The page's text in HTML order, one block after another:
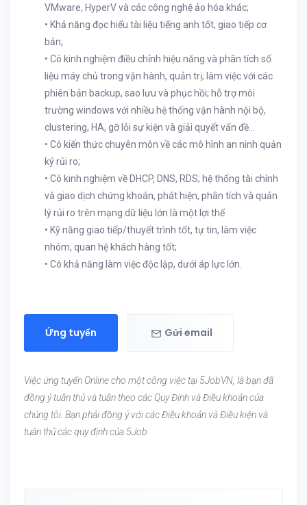
VMware, HyperV và các công nghệ ảo hóa khác;
• Khả năng đọc hiểu tài liệu tiếng anh tốt, giao tiếp cơ
bản;
• Có kinh nghiệm điều chỉnh hiệu năng và phân tích số
liệu máy chủ trong vận hành, quản trị; làm việc với các
phiên bản backup, sao lưu và phục hồi; hỗ trợ môi
trường windows với nhiều hệ thống vận hành nội bộ,
clustering, HA, gỡ lỗi sự kiện và giải quyết vấn đề…
• Có kiến thức chuyên môn về các mô hình an ninh quản
ký rủi ro;
• Có kinh nghiệm về DHCP, DNS, RDS; hệ thống tài chính
và giao dịch chứng khoán, phát hiện, phân tích và quản
lý rủi ro trên mạng dữ liệu lớn là một lợi thế
• Kỹ năng giao tiếp/thuyết trình tốt, tự tin, làm việc
nhóm, quan hệ khách hàng tốt;
• Có khả năng làm việc độc lập, dưới áp lực lớn.
Ứng tuyển Gửi email
Việc ứng tuyển Online cho một công việc tại 5JobVN, là bạn đã
đồng ý tuân thủ và tuân theo các Quy Định và Điều khoản của
chúng tôi. Bạn phải đồng ý với các Điều khoản và Điều kiện và
tuân thủ các quy định của 5Job.